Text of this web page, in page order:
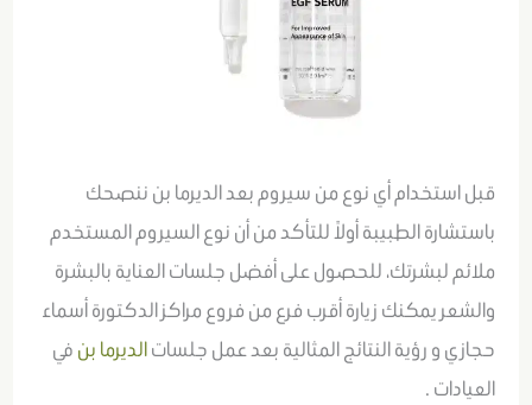
قبل استخدام أي نوع من سيروم بعد الديرما بن ننصحك
باستشارة الطبيبة أولاً للتأكد من أن نوع السيروم المستخدم
ملائم لبشرتك، للحصول على أفضل جلسات العناية بالبشرة
والشعر يمكنك زيارة أقرب فرع من فروع مراكز الدكتورة أسماء
حجازي و رؤية النتائج المثالية بعد عمل جلساتالديرما بن في
العيادات .